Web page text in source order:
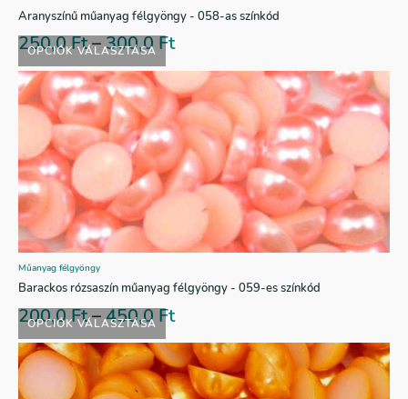
OPCIÓK VÁLASZTÁSA
Aranyszínű műanyag félgyöngy - 058-as színkód
250,0Ft–300,0Ft
OPCIÓK VÁLASZTÁSA
Műanyag félgyöngy
Barackos rózsaszín műanyag félgyöngy - 059-es színkód
200,0Ft–450,0Ft